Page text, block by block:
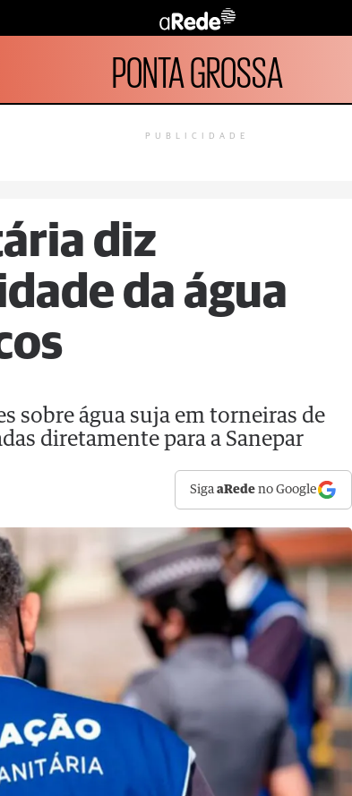
PONTA GROSSA
PUBLICIDADE
diz
da água
sobre água suja em torneiras de
diretamente para a Sanepar
SigaaRede no Google